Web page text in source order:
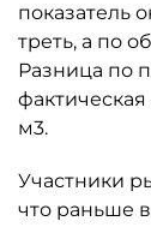
показатель
треть, а по
Разница по
м3.
Участники
что раньше